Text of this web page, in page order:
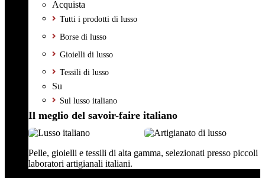
Acquista
Tutti i prodotti di lusso
Borse di lusso
Gioielli di lusso
Tessili di lusso
Su
Sul lusso italiano
Il meglio del savoir-faire italiano
Pelle, gioielli e tessili di alta gamma, selezionati presso piccoli
laboratori artigianali italiani.